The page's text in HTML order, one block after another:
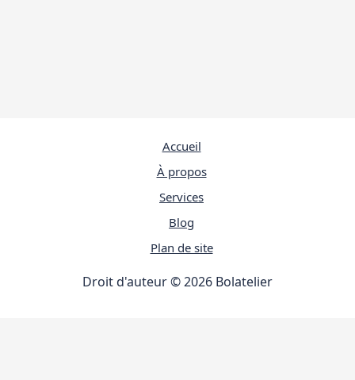
Accueil
À propos
Services
Blog
Plan de site
Droit d'auteur © 2026 Bolatelier